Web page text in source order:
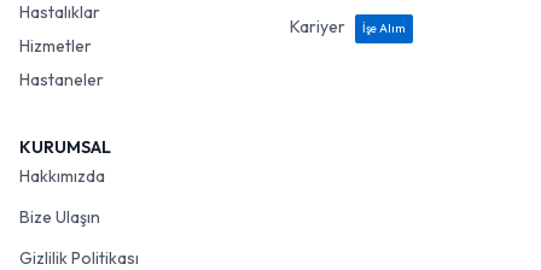
Hastalıklar
Hizmetler
Hastaneler
Kariyer
İşe Alım
KURUMSAL
Hakkımızda
Bize Ulaşın
Gizlilik Politikası